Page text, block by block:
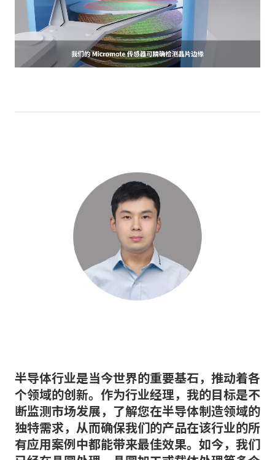
半导体行业是当今世界的重要基石，推动着各
个领域的创新。作为行业经理，我的目标是不
断监测市场发展，了解您在半导体制造领域的
独特需求，从而确保我们的产品在该行业的所
有应用案例中都能带来最佳效果。如今，我们